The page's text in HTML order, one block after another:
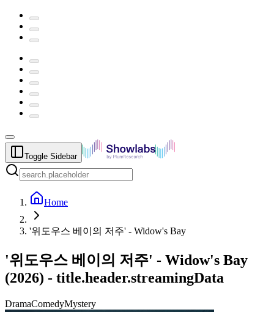
Toggle Sidebar
Home
'위도우스 베이의 저주' - Widow's Bay
'위도우스 베이의 저주' - Widow's Bay
(2026) - title.header.streamingData
DramaComedyMystery